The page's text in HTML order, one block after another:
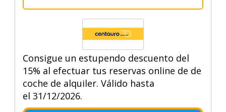
Consigue un estupendo descuento del
15% al efectuar tus reservas online de de
coche de alquiler. Válido hasta
el 31/12/2026.